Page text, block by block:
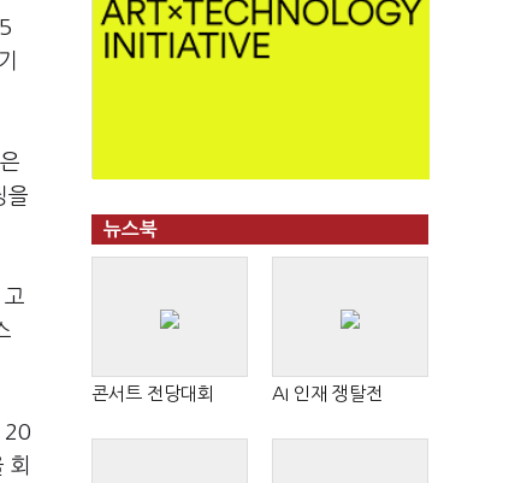
을
20
회
뉴스북
콘서트 전당대회 AI 인재 쟁탈전